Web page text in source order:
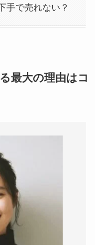
手で売れない？
最大の理由はコ